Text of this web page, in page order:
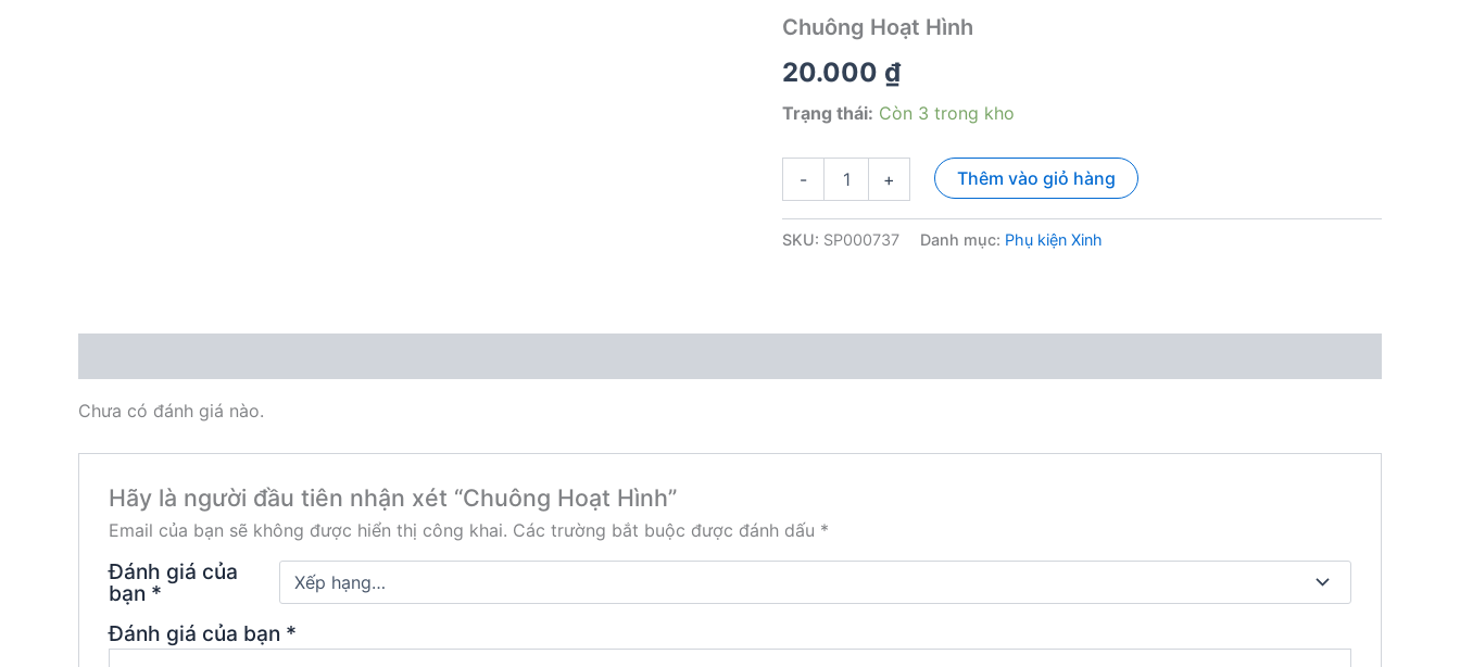
Chuông Hoạt Hình
20.000 ₫
Trạng thái: Còn 3 trong kho
-
số
+ Thêm vào giỏ hàng
SKU: SP000737 Danh mục: Phụ kiện Xinh
Chưa có đánh giá nào.
Hãy là người đầu tiên nhận xét “Chuông Hoạt Hình”
Email của bạn sẽ không được hiển thị công khai. Các trường bắt buộc được đánh dấu *
Đánh giá của
bạn *
Đánh giá của bạn *